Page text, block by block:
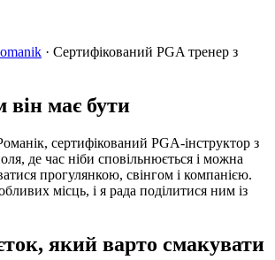
· Сертифікований PGA тренер з
має бути
сертифікований PGA-інструктор з
де час ніби сповільнюється і можна
прогулянкою, свінгом і компанією.
місць, і я рада поділитися ним із
який варто смакувати